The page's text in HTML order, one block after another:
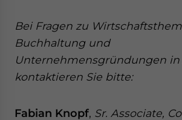
Bei Fragen zu
Buchhaltung und
Unternehmensgründungen in
kontaktieren Sie bitte:
Fabian Knopf, Sr. Associate,